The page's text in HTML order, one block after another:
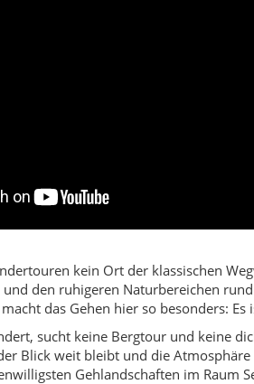
kein Ort der klassischen
den ruhigeren Naturbereichen
das Gehen hier so besonders:
sucht keine Bergtour und keine
Blick weit bleibt und die
Gehlandschaften im Raum